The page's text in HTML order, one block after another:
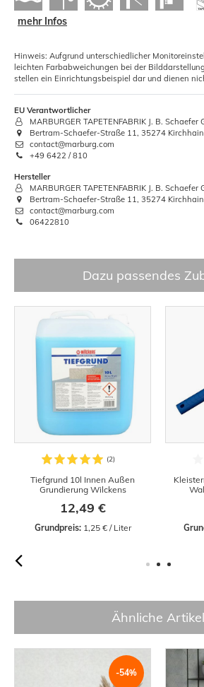
mehr Infos
Hinweis: Aufgrund unterschiedlicher
leichten Farbabweichungen bei der
stellen ein Einrichtungsbeispiel dar und dienen
EU Verantwortlicher
MARBURGER TAPETENFABRIK J. B. Schaefer
Bertram-Schaefer-Straße 11, 35274
contact@marburg.com
+49 6422 / 810
Hersteller
MARBURGER TAPETENFABRIK J. B. Schaefer
Bertram-Schaefer-Straße 11, 35274
contact@marburg.com
06422810
Dazu passendes
Tiefgrund 10l Innen Außen
Grundierung Wilckens
12,49 €
Grundpreis: 1,25 € / Liter
Ähnliche Artikel
-54%